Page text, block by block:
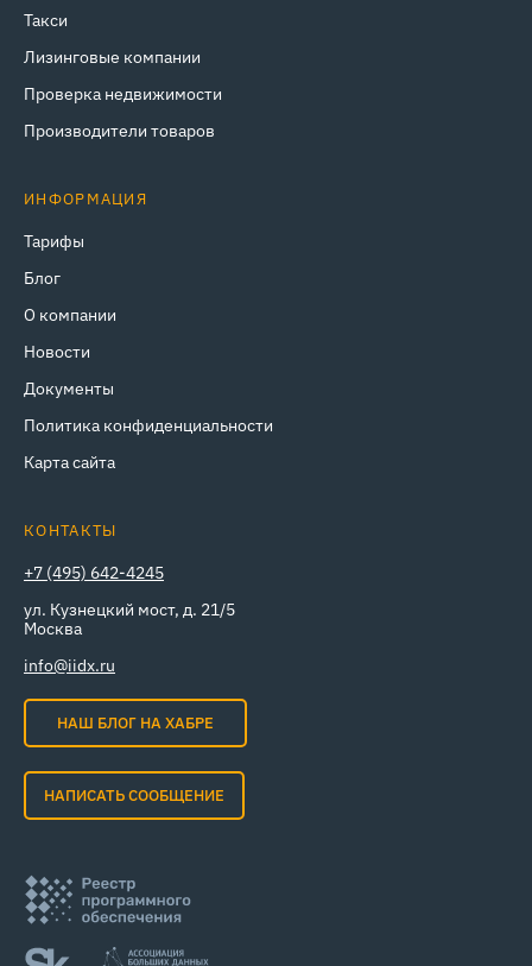
Такси
Лизинговые компании
Проверка недвижимости
Производители товаров
ИНФОРМАЦИЯ
Тарифы
Блог
О компании
Новости
Документы
Политика конфиденциальности
Карта сайта
КОНТАКТЫ
+7 (495) 642-4245
ул. Кузнецкий мост, д. 21/5
Москва
info@iidx.ru
НАШ БЛОГ НА ХАБРЕ
НАПИСАТЬ СООБЩЕНИЕ